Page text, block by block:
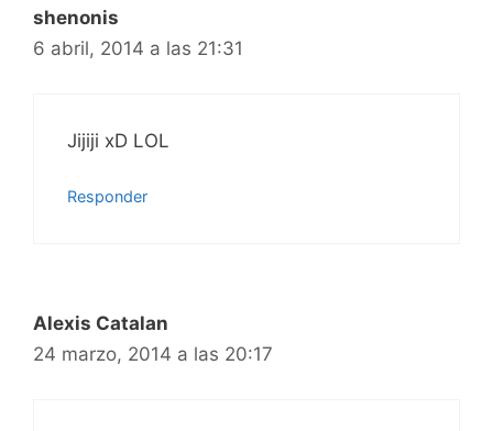
shenonis
6 abril, 2014 a las 21:31
Jijiji xD LOL
Responder
Alexis Catalan
24 marzo, 2014 a las 20:17